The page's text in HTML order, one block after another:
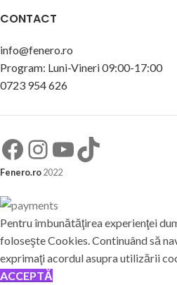
CONTACT
info@fenero.ro
Program: Luni-Vineri 09:00-17:00
0723 954 626
Fenero.ro2022
Pentru îmbunătăţirea experienţei
foloseşte Cookies. Continuând să
exprimaţi acordul asupra utilizării
ACCEPTĂ